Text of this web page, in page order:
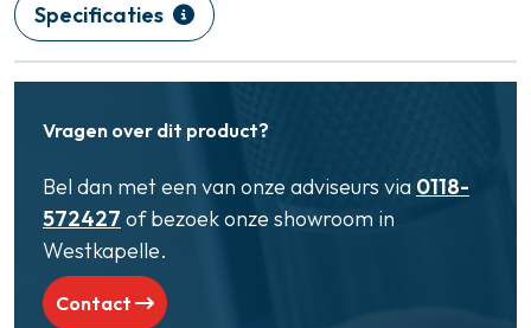
Specificaties
Vragen over dit product?
Bel dan met een van onze adviseurs via 0118-
572427 of bezoek onze showroom in
Westkapelle.
Contact